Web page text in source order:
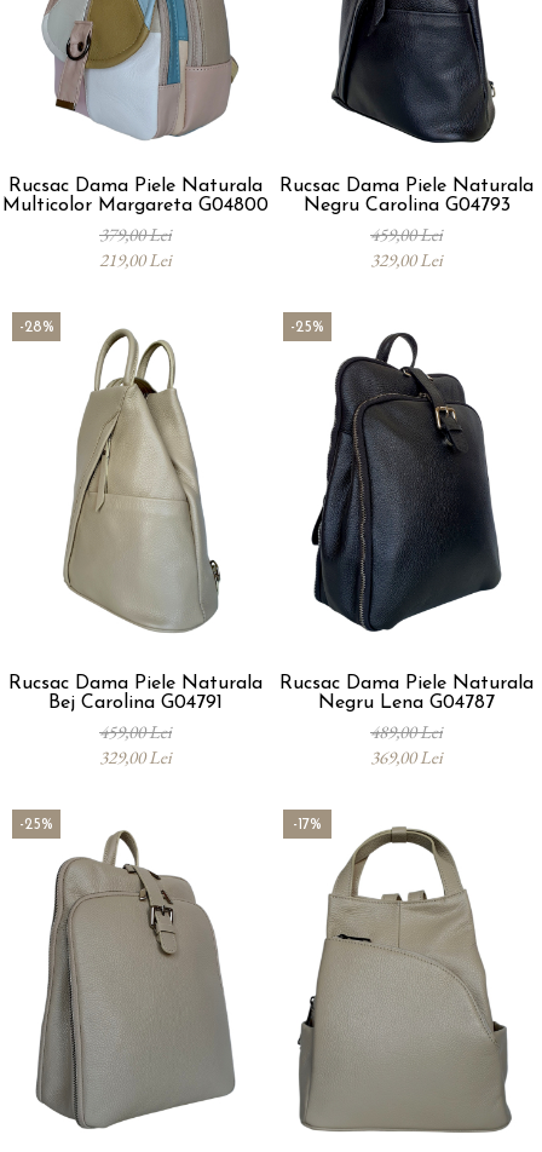
Rucsac Dama Piele Naturala
Multicolor Margareta G04800
379,00 Lei
219,00 Lei
Rucsac Dama Piele Naturala
Negru Carolina G04793
459,00 Lei
329,00 Lei
-28%
Rucsac Dama Piele Naturala
Bej Carolina G04791
459,00 Lei
329,00 Lei
-25%
Rucsac Dama Piele Naturala
Negru Lena G04787
489,00 Lei
369,00 Lei
-25% -17%